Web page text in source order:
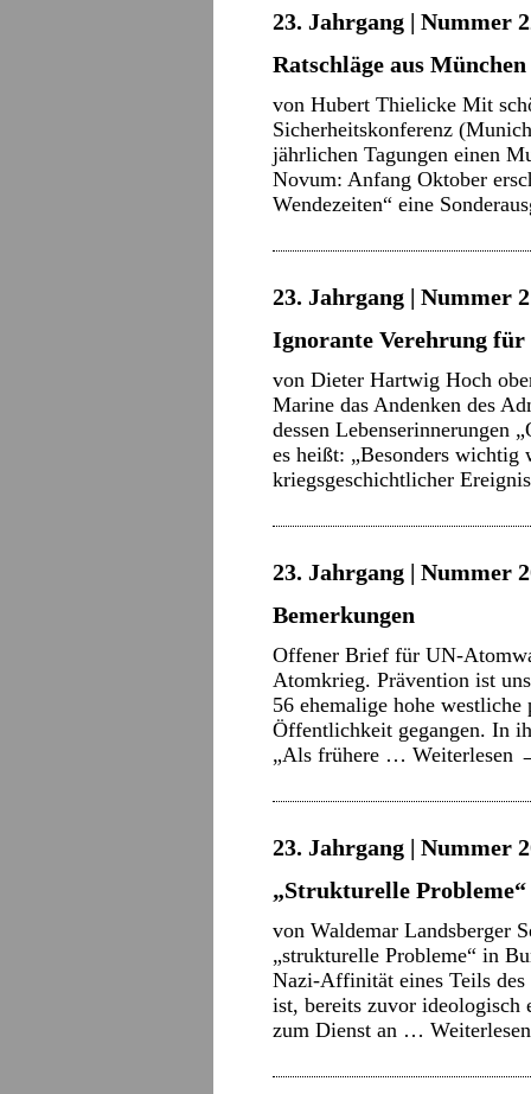
23. Jahrgang | Nummer
Ratschläge aus München
von Hubert Thielicke Mit
Sicherheitskonferenz
jährlichen Tagungen einen
Novum: Anfang Oktober
Wendezeiten“ eine
23. Jahrgang | Nummer
Ignorante Verehrung
von Dieter Hartwig Hoch
Marine das Andenken des
dessen Lebenserinnerungen
es heißt: „Besonders
kriegsgeschichtlicher
23. Jahrgang | Nummer
Bemerkungen
Offener Brief für UN-
Atomkrieg. Prävention ist
56 ehemalige hohe
Öffentlichkeit gegangen. In
„Als frühere … Weiterlesen
23. Jahrgang | Nummer
„Strukturelle Probleme“
von Waldemar Landsberger
„strukturelle Probleme“ in
Nazi-Affinität eines Teils des
ist, bereits zuvor ideologisch
zum Dienst an …